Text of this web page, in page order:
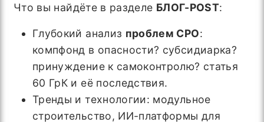
Что вы найдёте в разделе БЛОГ-POST:
Глубокий анализ проблем СРО:
компфонд в опасности? субсидиарка?
принуждение к самоконтролю? статья
60 ГрК и её последствия.
Тренды и технологии: модульное
строительство, ИИ-платформы для